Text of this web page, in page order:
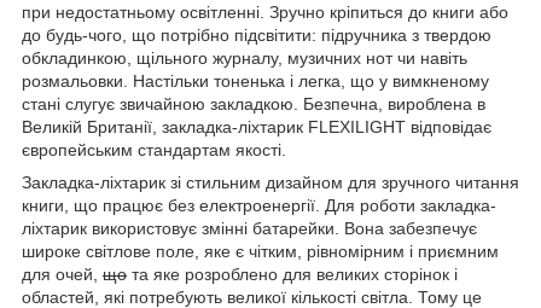
при недостатньому освітленні. Зручно кріпиться до книги або
до будь-чого, що потрібно підсвітити: підручника з твердою
обкладинкою, щільного журналу, музичних нот чи навіть
розмальовки. Настільки тоненька і легка, що у вимкненому
стані слугує звичайною закладкою. Безпечна, вироблена в
Великій Британії, закладка-ліхтарик FLEXILIGHT відповідає
європейським стандартам якості.
Закладка-ліхтарик зі стильним дизайном для зручного читання
книги, що працює без електроенергії. Для роботи закладка-
ліхтарик використовує змінні батарейки. Вона забезпечує
широке світлове поле, яке є чітким, рівномірним і приємним
для очей, що та яке розроблено для великих сторінок і
областей, які потребують великої кількості світла. Тому це